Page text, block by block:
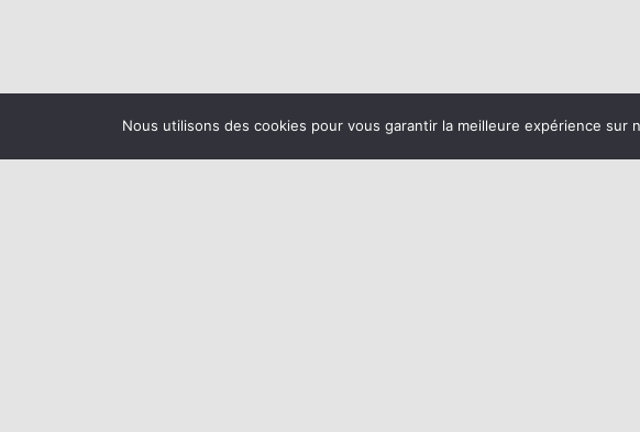
Nous utilisons des cookies pour vous garantir la meilleure expérience